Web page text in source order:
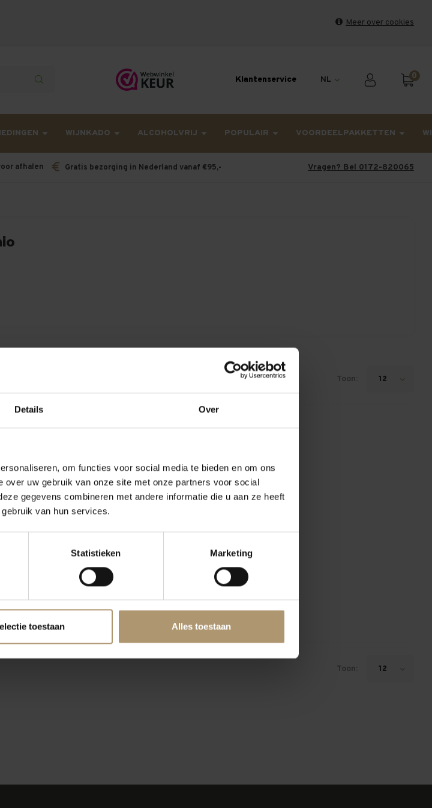
Details Over
om functies voor social media te bieden en om ons
uw gebruik van onze site met onze partners voor social
gegevens combineren met andere informatie die u aan ze heeft
van hun services.
Statistieken Marketing
toestaan Alles toestaan
Meer over cookies
gebruikelijk - Bestellingen van het weekend en maandag worden dinsdag verzonden.
Klantenservice NL 0
WIJNKADO ALCOHOLVRIJ POPULAIR VOORDEELPAKKETTEN
afhalen Gratis bezorging in Nederland vanaf €95,- Vragen? Bel 0172-820065
Toon: 12
dei Castelli di
€15,30 Prijs op aanvraag
Toon: 12